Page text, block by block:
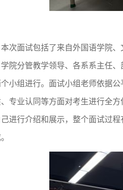
本次面试包括了来自外国语学院
院分管教学领导、各系系主任
小组进行。面试小组老师依据
专业认同等方面对考生进行全
进行介绍和展示，整个面试过